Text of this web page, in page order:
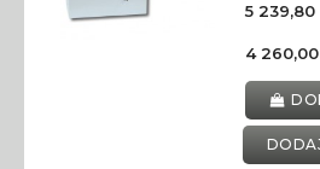
5 239,80
4 260,00